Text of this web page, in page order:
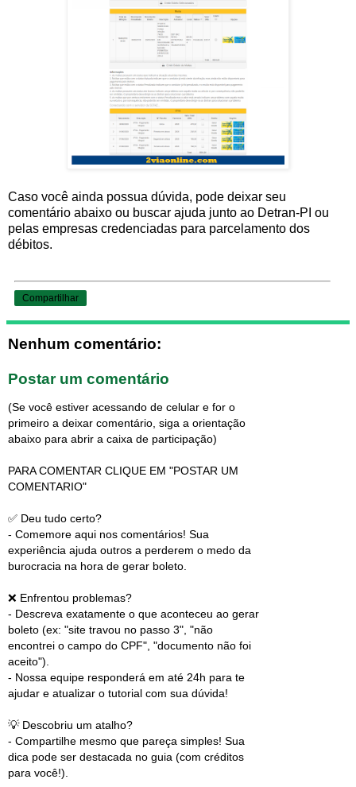
Caso você ainda possua dúvida, pode deixar seu
comentário abaixo ou buscar ajuda junto ao Detran-PI ou
pelas empresas credenciadas para parcelamento dos
débitos.
Compartilhar
Nenhum comentário:
Postar um comentário
(Se você estiver acessando de celular e for o
primeiro a deixar comentário, siga a orientação
abaixo para abrir a caixa de participação)
PARA COMENTAR CLIQUE EM "POSTAR UM
COMENTARIO"
✅ Deu tudo certo?
- Comemore aqui nos comentários! Sua
experiência ajuda outros a perderem o medo da
burocracia na hora de gerar boleto.
❌ Enfrentou problemas?
- Descreva exatamente o que aconteceu ao gerar
boleto (ex: "site travou no passo 3", "não
encontrei o campo do CPF", "documento não foi
aceito").
- Nossa equipe responderá em até 24h para te
ajudar e atualizar o tutorial com sua dúvida!
💡 Descobriu um atalho?
- Compartilhe mesmo que pareça simples! Sua
dica pode ser destacada no guia (com créditos
para você!).